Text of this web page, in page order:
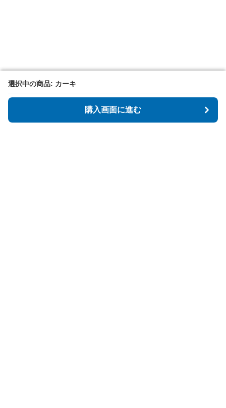
選択中の商品: カーキ
購入画面に進む
選択中の商品: カーキ
購入画面に進む